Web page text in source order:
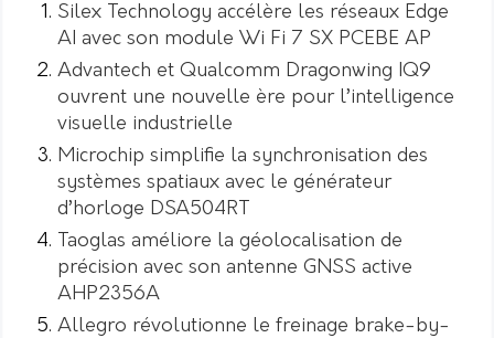
Silex Technology accélère les réseaux Edge
AI avec son module Wi Fi 7 SX PCEBE AP
Advantech et Qualcomm Dragonwing IQ9
ouvrent une nouvelle ère pour l’intelligence
visuelle industrielle
Microchip simplifie la synchronisation des
systèmes spatiaux avec le générateur
d’horloge DSA504RT
Taoglas améliore la géolocalisation de
précision avec son antenne GNSS active
AHP2356A
Allegro révolutionne le freinage brake-by-